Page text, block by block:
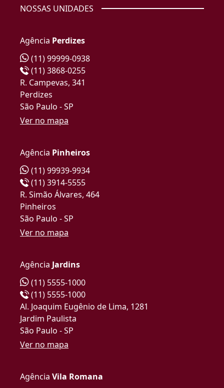
NOSSAS UNIDADES
Agência Perdizes
(11) 99999-0938
(11) 3868-0255
R. Campevas, 341
Perdizes
São Paulo - SP
Ver no mapa
Agência Pinheiros
(11) 99939-9934
(11) 3914-5555
R. Simão Álvares, 464
Pinheiros
São Paulo - SP
Ver no mapa
Agência Jardins
(11) 5555-1000
(11) 5555-1000
Al. Joaquim Eugênio de Lima, 1281
Jardim Paulista
São Paulo - SP
Ver no mapa
Agência Vila Romana